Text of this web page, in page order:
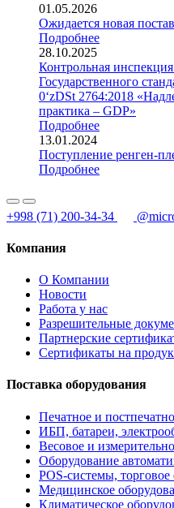
01.05.2026
Ожидается новая
Подробнее
28.10.2025
Контрольная
Государственного
0‘zDSt 2764:2018
практика – GDP»
Подробнее
13.01.2024
Поступление ренген-
Подробнее
+998 (71) 200-34-34
Компания
О Компании
Новости
Работа у нас
Разрешительные
Партнерские
Сертификаты на
Поставка оборудования
Печатное и
ИБП, батареи,
Весовое и
Оборудование
POS-системы,
Медицинское
Климатическое